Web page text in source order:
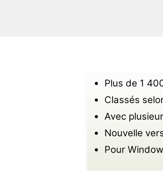
Plus de 1
Classés
Avec
Nouvelle
Pour